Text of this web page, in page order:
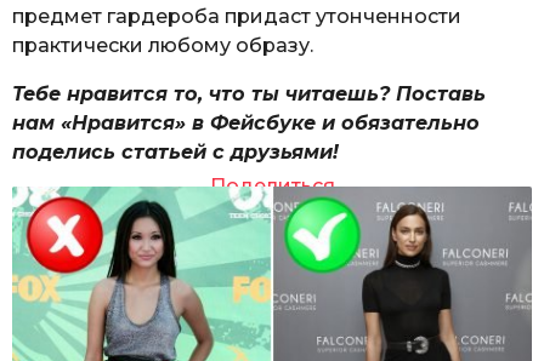
предмет гардероба придаст утонченности
практически любому образу.
Тебе нравится то, что ты читаешь? Поставь
нам «Нравится» в Фейсбуке и обязательно
поделись статьей с друзьями!
Поделиться